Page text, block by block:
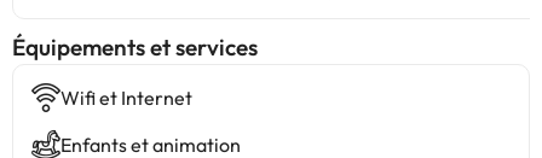
​Équipements et services
Wifi et Internet
Enfants et animation